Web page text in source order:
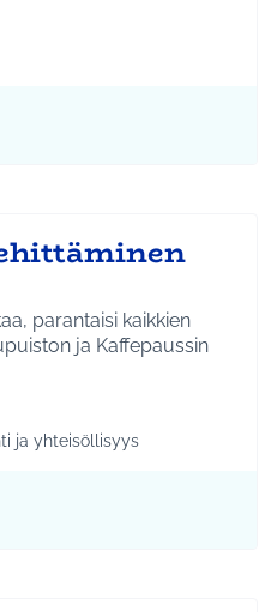
Hyrylä
mukaan: Ympäristö
parantaisi kaikkien
Koko Tuusula
teeman mukaan: Hyvinvointi ja
ja yhteisöllisyys